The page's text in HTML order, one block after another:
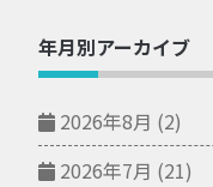
年月別アーカイブ
2026年8月 (2)
2026年7月 (21)